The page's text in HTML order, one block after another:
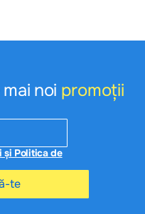
noi promoții
și Politica de
te